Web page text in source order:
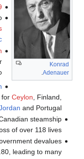
Konrad
Adenauer
.
Ceylon , Finland,
and Portugal.
steamship
of over 118 lives.
devalues
leading to many